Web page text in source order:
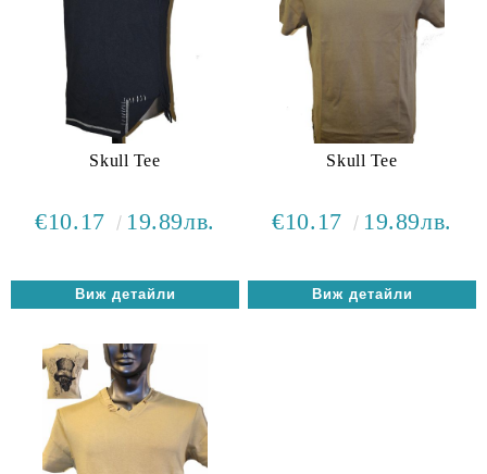
Skull Tee
€10.17 19.89лв.
Виж детайли
Skull Tee
€10.17 19.89лв.
Виж детайли